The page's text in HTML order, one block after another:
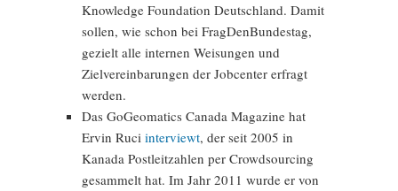
Knowledge Foundation Deutschland. Damit
sollen, wie schon bei FragDenBundestag,
gezielt alle internen Weisungen und
Zielvereinbarungen der Jobcenter erfragt
werden.
Das GoGeomatics Canada Magazine hat
Ervin Ruci interviewt, der seit 2005 in
Kanada Postleitzahlen per Crowdsourcing
gesammelt hat. Im Jahr 2011 wurde er von